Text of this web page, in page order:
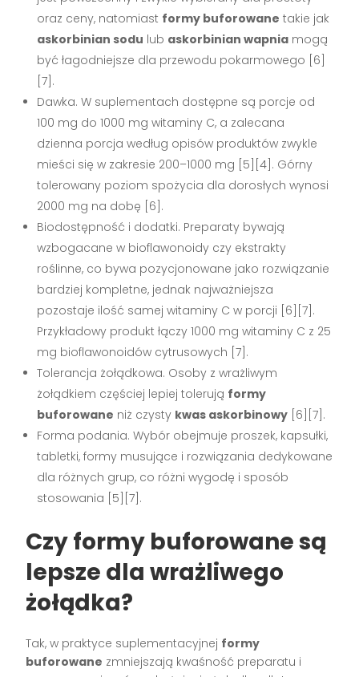
oraz ceny, natomiast formy buforowane takie jak
askorbinian sodu lub askorbinian wapnia mogą
być łagodniejsze dla przewodu pokarmowego [6]
[7].
Dawka. W suplementach dostępne są porcje od
100 mg do 1000 mg witaminy C, a zalecana
dzienna porcja według opisów produktów zwykle
mieści się w zakresie 200–1000 mg [5][4]. Górny
tolerowany poziom spożycia dla dorosłych wynosi
2000 mg na dobę [6].
Biodostępność i dodatki. Preparaty bywają
wzbogacane w bioflawonoidy czy ekstrakty
roślinne, co bywa pozycjonowane jako rozwiązanie
bardziej kompletne, jednak najważniejsza
pozostaje ilość samej witaminy C w porcji [6][7].
Przykładowy produkt łączy 1000 mg witaminy C z 25
mg bioflawonoidów cytrusowych [7].
Tolerancja żołądkowa. Osoby z wrażliwym
żołądkiem częściej lepiej tolerują formy
buforowane niż czysty kwas askorbinowy [6][7].
Forma podania. Wybór obejmuje proszek, kapsułki,
tabletki, formy musujące i rozwiązania dedykowane
dla różnych grup, co różni wygodę i sposób
stosowania [5][7].
Czy formy buforowane są
lepsze dla wrażliwego
żołądka?
Tak, w praktyce suplementacyjnej formy
buforowane zmniejszają kwaśność preparatu i